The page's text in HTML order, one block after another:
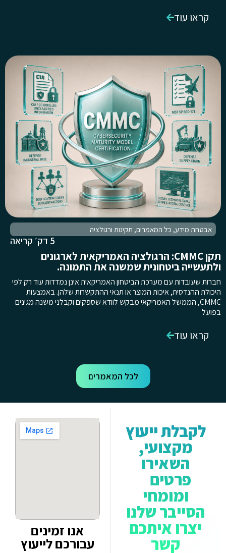
קראו עוד
אבטחת מידע, כל המאמרים, תקינות ורגולציה
5 דק׳ קריאה
תקן CMMC: הרגולציה האמריקאית לארגונים
ולתעשייה ביטחונית שמשנה את התמונה.
חברות שעובדות עם מערכת הביטחון האמריקאית אינן נמדדות עוד רק לפי
היכולת ההנדסית, איכות המוצר או תנאי ההתקשרות שלהן. באמצעות
CMMC, הממשל האמריקאי מבקש לוודא שספקים וקבלני משנה מגינים
בפועל
קראו עוד
לכל המאמרים
לקבלת ייעוץ
מקצועי,
השאירו
פרטים
ומומחי
הסייבר שלנו
יצרו איתכם
קשר
אנו זמינים
עבורכם לייעוץ